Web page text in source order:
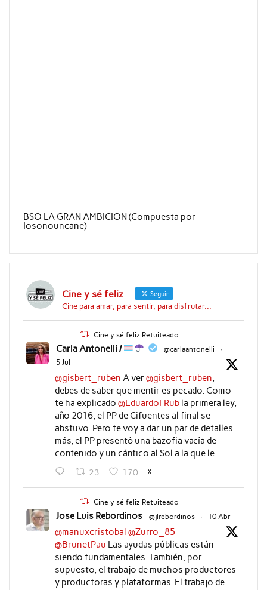
BSO LA GRAN AMBICION (Compuesta por
Iosonouncane)
Cine y sé feliz Seguir
Cine para amar, para sentir, para disfrutar...
Cine y sé feliz Retuiteado
Carla Antonelli / @carlaantonelli
·
5 Jul
@gisbert_ruben A ver@gisbert_ruben
debes de saber que mentir es pecado. Como
te ha explicado @EduardoFRubla primera ley,
año 2016, el PP de Cifuentes al final se
abstuvo. Pero te voy a dar un par de detalles
más, el PP presentó una bazofia vacía de
contenido y un cántico al Sol a la que le
23 170 X
Cine y sé feliz Retuiteado
Jose Luis Rebordinos @jlrebordinos · 10 Abr
@manuxcristobal @Zurro_85
@BrunetPau Las ayudas públicas están
siendo fundamentales. También, por
supuesto, el trabajo de muchos productores
y productoras y plataformas. El trabajo de